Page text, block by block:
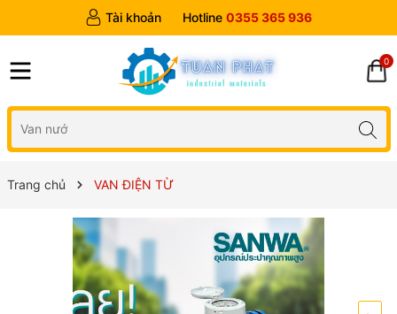
Tài khoản Hotline 0355 365 936
0
Trang chủ VAN ĐIỆN TỪ